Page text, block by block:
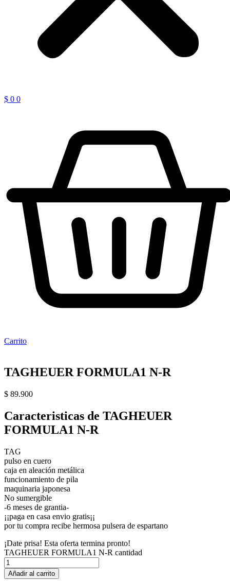
$ 0 0
Carrito
TAGHEUER FORMULA1 N-R
$ 89.900
Caracteristicas de TAGHEUER
FORMULA1 N-R
TAG
pulso en cuero
caja en aleación metálica
funcionamiento de pila
maquinaria japonesa
No sumergible
-6 meses de grantia-
¡¡paga en casa envio gratis¡¡
por tu compra recibe hermosa pulsera de espartano
¡Date prisa! Esta oferta termina pronto!
TAGHEUER FORMULA1 N-R cantidad
Añadir al carrito